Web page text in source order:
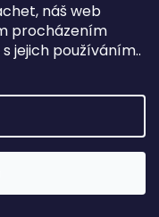
náš web
procházením
jejich používáním..